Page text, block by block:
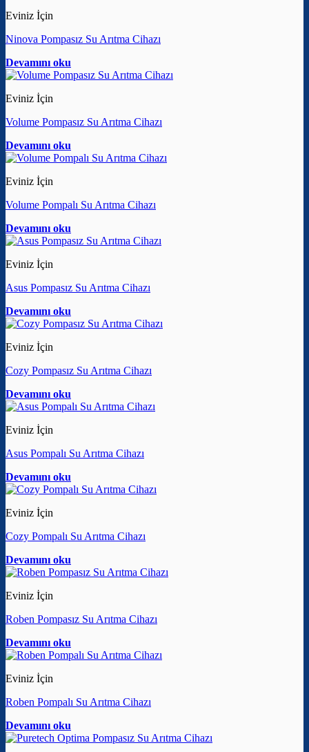
Eviniz İçin
Ninova Pompasız Su Arıtma Cihazı
Devamını oku
Eviniz İçin
Volume Pompasız Su Arıtma Cihazı
Devamını oku
Eviniz İçin
Volume Pompalı Su Arıtma Cihazı
Devamını oku
Eviniz İçin
Asus Pompasız Su Arıtma Cihazı
Devamını oku
Eviniz İçin
Cozy Pompasız Su Arıtma Cihazı
Devamını oku
Eviniz İçin
Asus Pompalı Su Arıtma Cihazı
Devamını oku
Eviniz İçin
Cozy Pompalı Su Arıtma Cihazı
Devamını oku
Eviniz İçin
Roben Pompasız Su Arıtma Cihazı
Devamını oku
Eviniz İçin
Roben Pompalı Su Arıtma Cihazı
Devamını oku